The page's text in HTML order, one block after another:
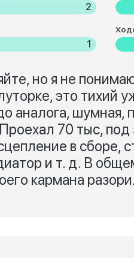
2
1
но я не
это тихий
аналога, шумная,
70 тыс,
в сборе,
и т. д. В
кармана